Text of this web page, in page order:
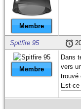
Membre
Spitfire 95
Membre
Dans
vers
trouvé
Est-